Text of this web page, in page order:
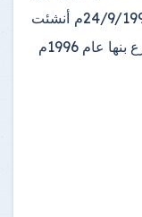
بنها بالقرار الوزاري رقم 1499 بتاريخ 24/9/1996م أنشئت
عام 1996م